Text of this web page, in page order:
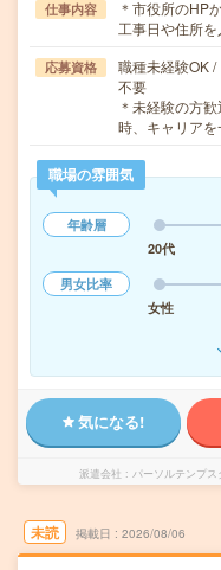
仕事内容
＊市役所のHP
工事日や住所
応募資格
職種未経験OK
不要
＊未経験の方
時、キャリア
職場の雰囲気
年齢層
20代
男女比率
女性
気になる!
派遣会社 パーソルテンプ
未読 掲載日 2026/08/06